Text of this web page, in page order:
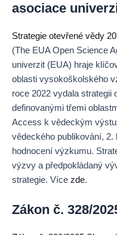
asociace
Strategie otevřené vědy
(The EUA Open Science
univerzit (EUA) hraje
oblasti vysokoškolského
roce 2022 vydala strategii
definovanými třemi
Access k vědeckým
vědeckého publikování, 2.
hodnocení výzkumu.
výzvy a předpokládaný
strategie. Více zde.
Zákon č. 328/